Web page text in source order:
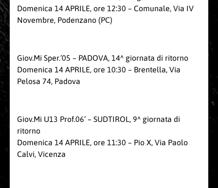
Domenica 14 APRILE, ore 12:30 – Comunale, Via IV
Novembre, Podenzano (PC)
Giov.Mi Sper.’05 – PADOVA, 14^ giornata di ritorno
Domenica 14 APRILE, ore 10:30 – Brentella, Via
Pelosa 74, Padova
Giov.Mi U13 Prof.06’ – SUDTIROL, 9^ giornata di
ritorno
Domenica 14 APRILE, ore 11:30 – Pio X, Via Paolo
Calvi, Vicenza